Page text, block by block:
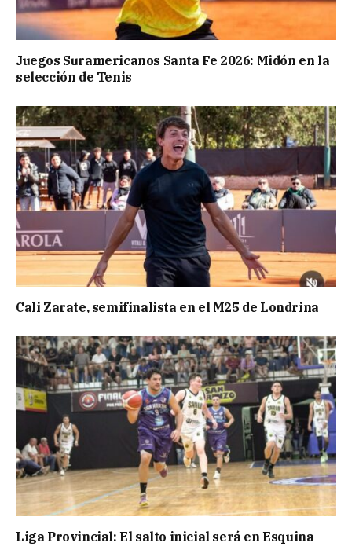
Juegos Suramericanos Santa Fe 2026: Midón en la
selección de Tenis
Cali Zarate, semifinalista en el M25 de Londrina
Liga Provincial: El salto inicial será en Esquina